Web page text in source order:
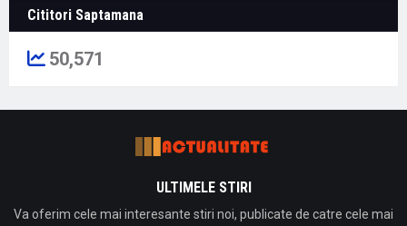
Cititori Saptamana
50,571
ULTIMELE STIRI
Va oferim cele mai interesante stiri noi, publicate de catre cele mai